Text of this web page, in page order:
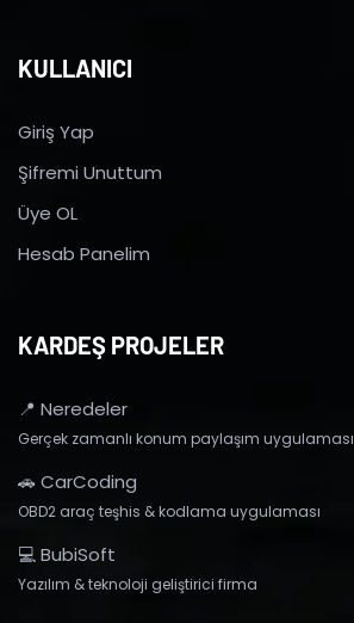
KULLANICI
Giriş Yap
Şifremi Unuttum
Üye OL
Hesab Panelim
KARDEŞ PROJELER
📍 Neredeler
Gerçek zamanlı konum paylaşım uygulaması
🚗 CarCoding
OBD2 araç teşhis & kodlama uygulaması
💻 BubiSoft
Yazılım & teknoloji geliştirici firma